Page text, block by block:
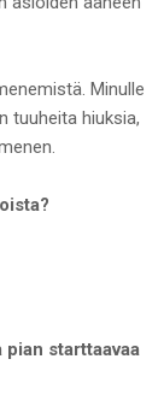
Minulle
tuuheita hiuksia,
pian starttaavaa